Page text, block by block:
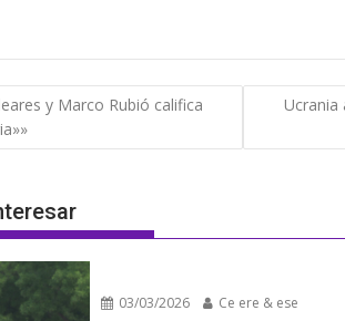
y Marco Rubió califica
Ucrania
03/03/2026 Ce ere & ese